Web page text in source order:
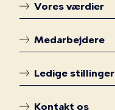
Vores værdier
Medarbejdere
Ledige stillinger
Kontakt os